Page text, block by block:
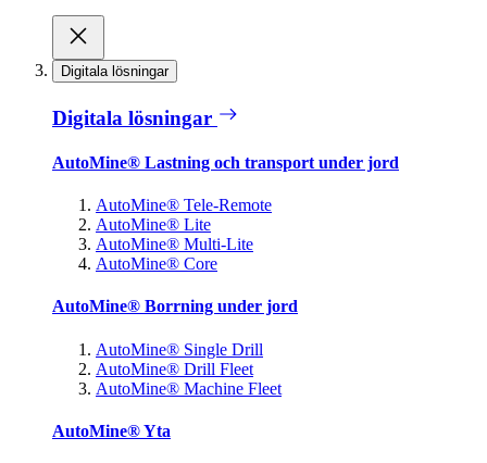
Digitala lösningar
Digitala lösningar
AutoMine® Lastning och transport under jord
AutoMine® Tele-Remote
AutoMine® Lite
AutoMine® Multi-Lite
AutoMine® Core
AutoMine® Borrning under jord
AutoMine® Single Drill
AutoMine® Drill Fleet
AutoMine® Machine Fleet
AutoMine® Yta